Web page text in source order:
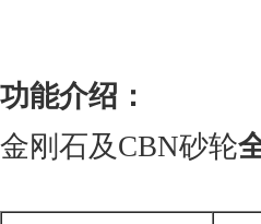
功能介绍：
金刚石及CBN砂轮